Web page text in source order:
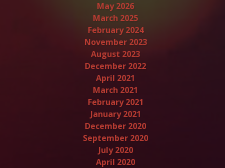
May 2026
March 2025
February 2024
November 2023
August 2023
December 2022
April 2021
March 2021
February 2021
January 2021
December 2020
September 2020
July 2020
April 2020